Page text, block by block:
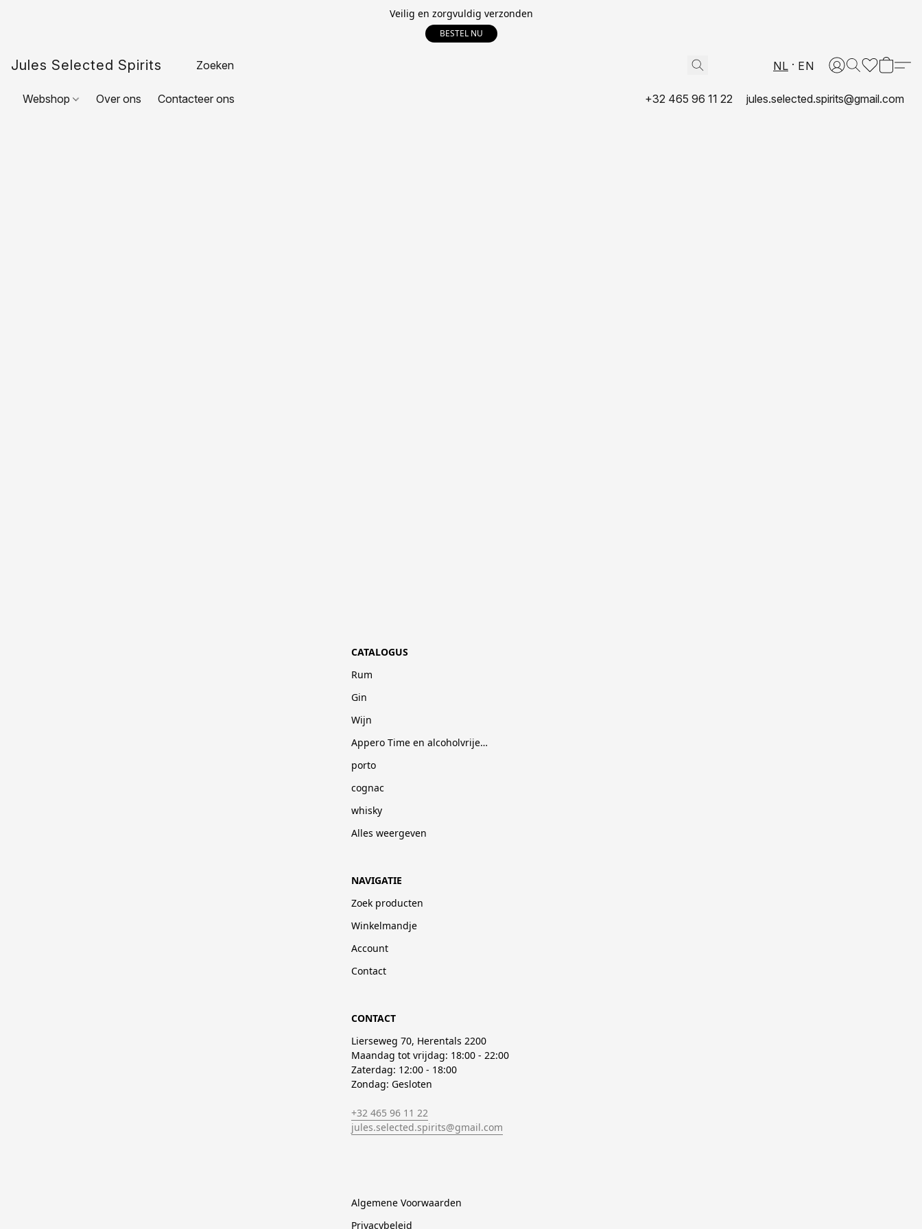
Veilig en zorgvuldig verzonden
BESTEL NU
Jules Selected Spirits NL EN
Webshop Over ons Contacteer ons +32 465 96 11 22 jules.selected.spirits@gmail.com
CATALOGUS
Rum
Gin
Wijn
Appero Time en alcoholvrije dranken
porto
cognac
whisky
Alles weergeven
NAVIGATIE
Zoek producten
Winkelmandje
Account
Contact
CONTACT
Lierseweg 70, Herentals 2200
Maandag tot vrijdag: 18:00 - 22:00
Zaterdag: 12:00 - 18:00
Zondag: Gesloten
+32 465 96 11 22
jules.selected.spirits@gmail.com
Algemene Voorwaarden
Privacybeleid